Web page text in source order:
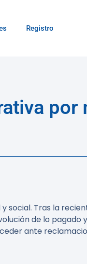
Registro
por
social. Tras la
de lo pagado
ante